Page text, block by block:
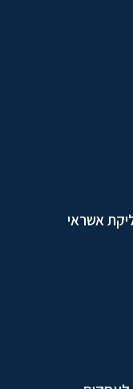
אשראי